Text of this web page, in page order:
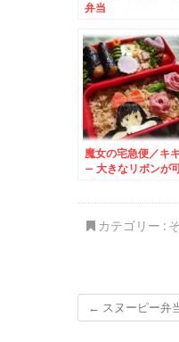
弁当
魔女の宅急便／キキ
– 大きなリボンが
カテゴリー :
← スヌーピー弁